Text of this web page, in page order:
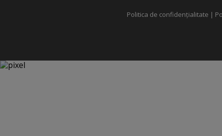
Politica de confidențialitate |